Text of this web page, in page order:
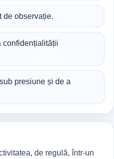
de observație.
confidențialității
presiune și de a
de regulă, într-un